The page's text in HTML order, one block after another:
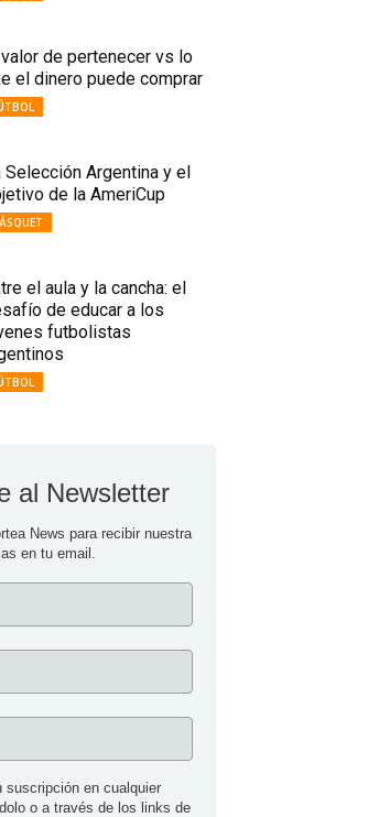
valor de pertenecer vs lo
el dinero puede comprar
Selección Argentina y el
de la AmeriCup
el aula y la cancha: el
de educar a los
futbolistas
al Newsletter
News para recibir nuestra
en tu email.
suscripción en cualquier
o a través de los links de